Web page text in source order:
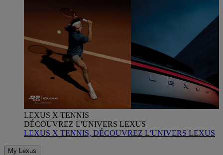
LEXUS X TENNIS
DÉCOUVREZ L'UNIVERS LEXUS
LEXUS X TENNIS, DÉCOUVREZ L'UNIVERS LEXUS
My Lexus